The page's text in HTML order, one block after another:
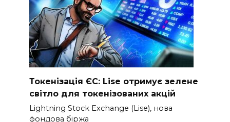
Токенізація ЄС: Lise отримує зелене
світло для токенізованих акцій
Lightning Stock Exchange (Lise), нова
фондова біржа